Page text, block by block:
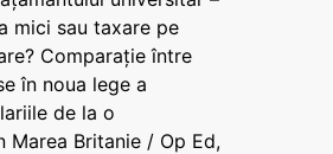
mici sau taxare pe
Comparație între
în noua lege a
de la o
Marea Britanie / Op Ed,